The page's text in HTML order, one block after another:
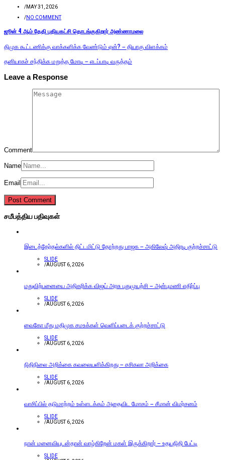
/MAY 31, 2026
/NO COMMENT
ஜூன் 4 ஆம் தேதி புதியகட்சி தொடங்குகிறார் அண்ணாமலை
திமுக கூட்டணிக்கு வாக்களிக்க வேண்டும் ஏன்? – தியாகு விளக்கம்
தனியாகச் சந்திக்க மறுத்த மோடி – எடப்பாடி வருத்தம்
Leave a Response
Comment
Name
Email
சமீபத்திய பதிவுகள்
இடைத்தேர்தல்களில் திட்டமிட்டு தோற்றது பாஜக – அகிலேஷ் அதிரடி குற்றச்சாட்டு
SLIDE
/AUGUST 6, 2026
மதுவிற்பனையை அதிகரிக்க விஜய் அரசு புதுமுயற்சி – அன்புமணி எதிர்ப்பு
SLIDE
/AUGUST 6, 2026
வைகோ மீது மதிமுக சமஉக்கள் வெளிப்படைக் குற்றச்சாட்டு
SLIDE
/AUGUST 6, 2026
நிதிநிலை அறிக்கை கவலையளிக்கிறது – சசிகலா அறிக்கை
SLIDE
/AUGUST 6, 2026
வாசிப்பில் தடுமாற்றம் உள்ளடக்கம் அதைவிட மோசம் – சீமான் விமர்சனம்
SLIDE
/AUGUST 6, 2026
நான் மனைவியுடன்தான் வாழ்கிறேன் மகள் இருக்கிறார் – உதயநிதி பேட்டி
SLIDE